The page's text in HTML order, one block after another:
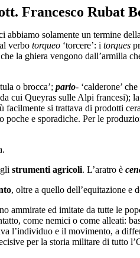
Francesco Rubat
abbiamo solamente un termine
verbo torqueo ‘torcere’: i torques
la ghiera vengono dall’armilla
o brocca’; pario- ‘calderone’
cui Queyras sulle Alpi francesi);
facilmente si trattava di prodotti
e sporadiche. Per le
strumenti agricoli. L’aratro è
, oltre a quello dell’equitazione e
ed imitate da tutte le
come nemici o come alleati:
l’individuo e il movimento, a
per la storia militare di tutto